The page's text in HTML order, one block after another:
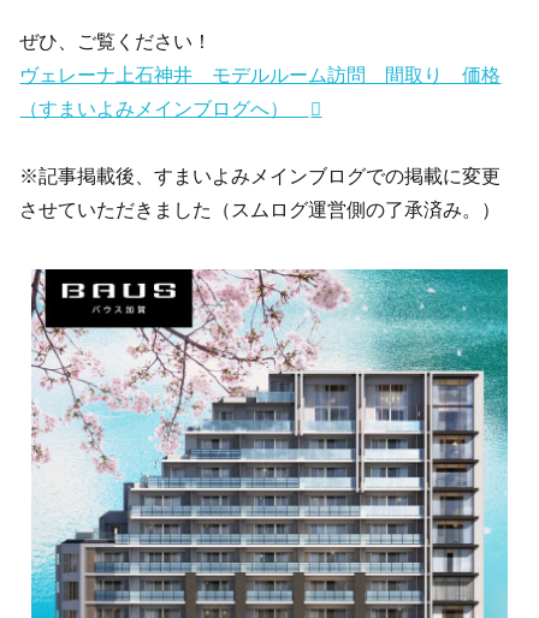
ぜひ、ご覧ください！
ヴェレーナ上石神井 モデルルーム訪問 間取り 価格
（すまいよみメインブログへ）
※記事掲載後、すまいよみメインブログでの掲載に変更
させていただきました（スムログ運営側の了承済み。）